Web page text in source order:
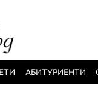
АБИТУРИЕНТИ